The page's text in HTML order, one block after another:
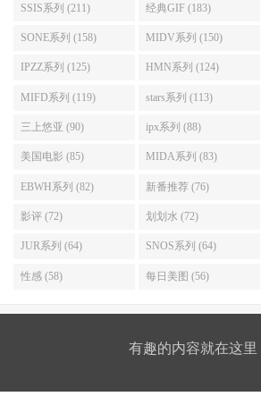
SSIS系列 (211) 经典GIF (183)
SONE系列 (158) MIDV系列 (150)
IPZZ系列 (125) HMN系列 (124)
MIFD系列 (119) stars系列 (113)
三上悠亚 (90) ipx系列 (88)
美国电影 (85) MIDA系列 (83)
EBWH系列 (82) 新番推荐 (76)
影评 (72) 划划水 (72)
JUR系列 (64) SNOS系列 (64)
性感 (58) 每日美图 (56)
有趣的内容就在这里